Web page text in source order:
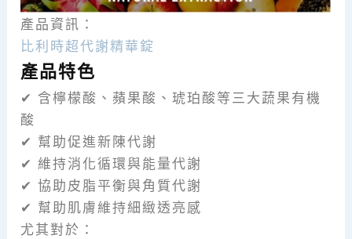
產品資訊：
比利時超代謝精華錠
產品特色
✔ 含檸檬酸、蘋果酸、琥珀酸等三大蔬果有機
酸
✔ 幫助促進新陳代謝
✔ 維持消化循環與能量代謝
✔ 協助皮脂平衡與角質代謝
✔ 幫助肌膚維持細緻透亮感
尤其對於：